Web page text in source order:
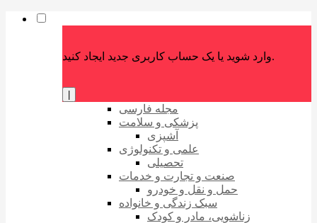
وارد شوید یا یک حساب کاربری جدید ایجاد کنید.
مجله فارسی
پزشکی و سلامت
آشپزی
علمی و تکنولوژی
تحصیلی
صنعت و تجارت و خدمات
حمل و نقل و خودرو
سبک زندگی و خانواده
زناشویی، مادر و کودک